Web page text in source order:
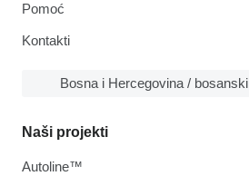
Pomoć
Kontakti
Bosna i Hercegovina / bosanski
Naši projekti
Autoline™